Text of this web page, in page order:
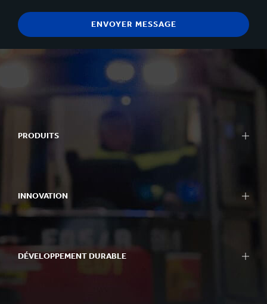
PRODUITS
INNOVATION
DÉVELOPPEMENT DURABLE